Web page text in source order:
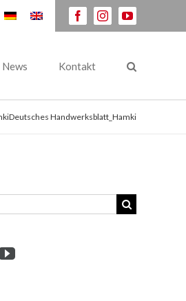
facebookinstagramyoutube
News Kontakt
Handwerksblatt_Hamki